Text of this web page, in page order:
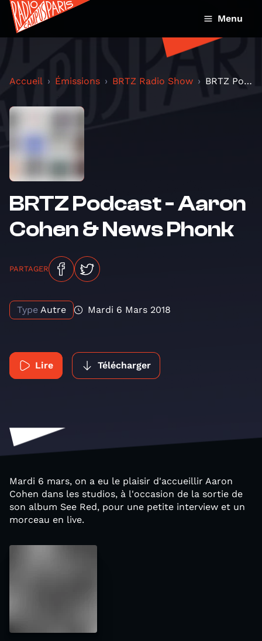
Menu
Accueil Émissions BRTZ Radio Show BRTZ Podcast - Aaron Cohen & News Phonk
BRTZ Podcast - Aaron
Cohen & News Phonk
PARTAGER
Type Autre Mardi 6 Mars 2018
Lire Télécharger
Mardi 6 mars, on a eu le plaisir d'accueillir Aaron
Cohen dans les studios, à l'occasion de la sortie de
son album See Red, pour une petite interview et un
morceau en live.